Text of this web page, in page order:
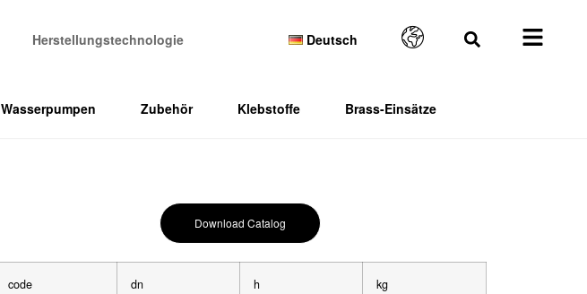
Herstellungstechnologie Deutsch
Wasserpumpen Zubehör Klebstoffe Brass-Einsätze
Download Catalog
code dn h kg